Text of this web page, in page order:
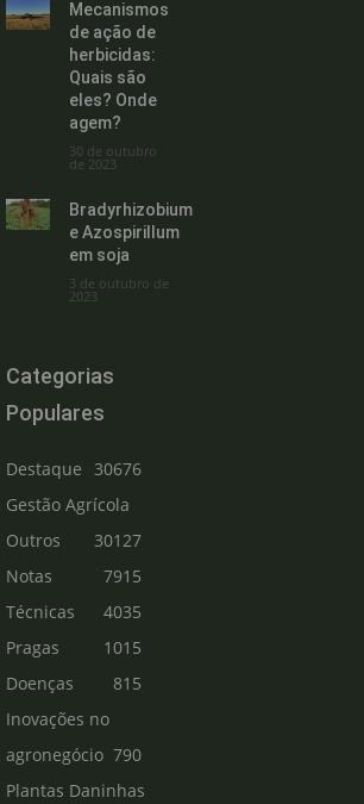
Mecanismos
de ação de
herbicidas:
Quais são
eles? Onde
agem?
30 de outubro
de 2023
Bradyrhizobium
e Azospirillum
em soja
3 de outubro de
2023
Categorias
Populares
Destaque
30676
Gestão Agrícola
30127
Outros
7915
Notas
Técnicas
4035
Pragas
1015
Doenças
815
Inovações no
agronegócio 790
Plantas Daninhas